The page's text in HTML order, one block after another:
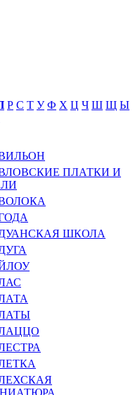
Р С Т У Ф Х Ц Ч Ш Щ Ы
ПЛАТКИ И
ШКОЛА